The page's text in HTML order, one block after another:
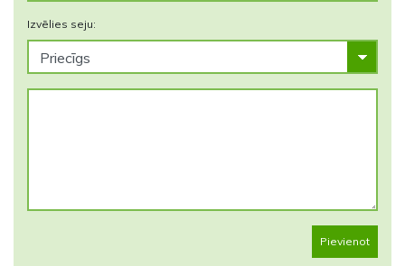
Izvēlies seju:
Pievienot